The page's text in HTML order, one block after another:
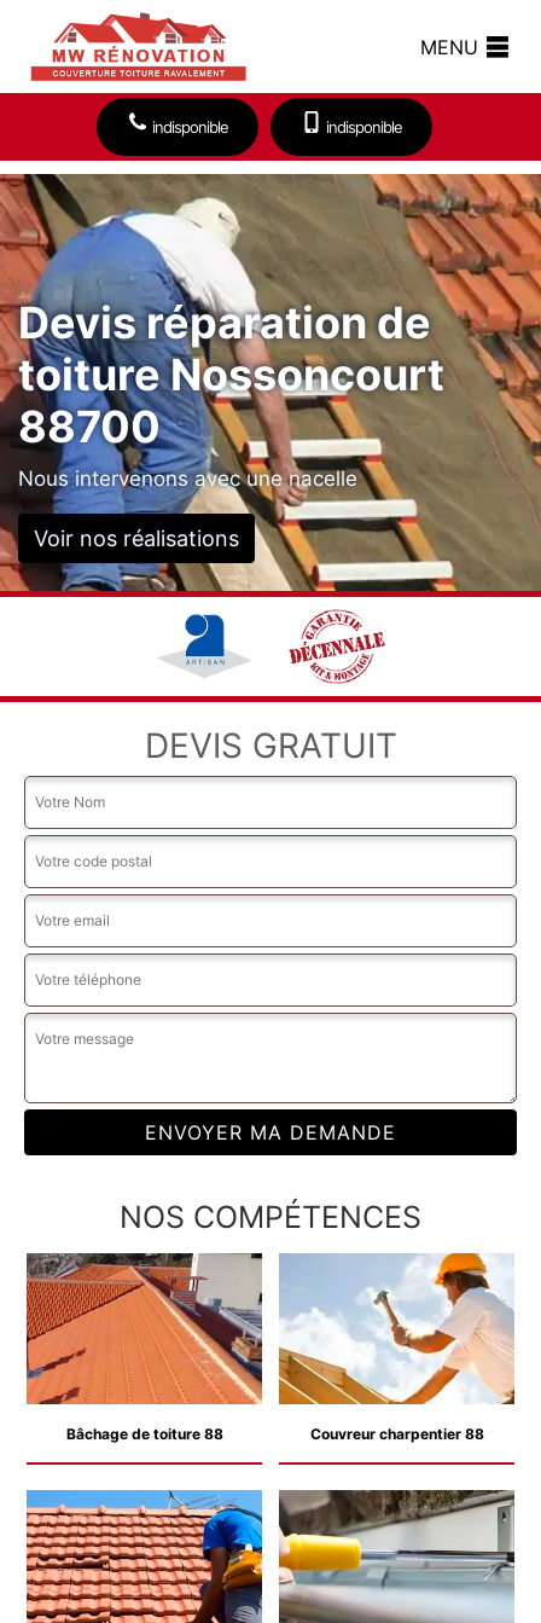
MENU
indisponible indisponible
Devis réparation de
toiture Nossoncourt
88700
Nous intervenons avec une nacelle
Voir nos réalisations
DEVIS GRATUIT
NOS COMPÉTENCES
Bâchage de toiture 88 Couvreur charpentier 88